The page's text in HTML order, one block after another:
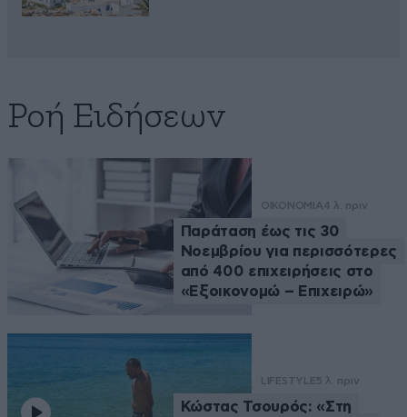
Ροή Ειδήσεων
ΟΙΚΟΝΟΜΙΑ4 λ. πριν
Παράταση έως τις 30
Νοεμβρίου για περισσότερες
από 400 επιχειρήσεις στο
«Εξοικονομώ – Επιχειρώ»
LIFESTYLE5 λ. πριν
Κώστας Τσουρός: «Στη